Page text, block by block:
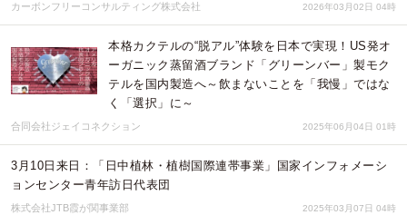
カーボンフリーコンサルティング株式会社 2026年03月02日 04時
本格カクテルの“脱アル”体験を日本で実現！US発オ
ーガニック蒸留酒ブランド「グリーンバー」製モク
テルを国内製造へ～飲まないことを「我慢」ではな
く「選択」に～
合同会社ジェイコネクション 2025年06月04日 01時
3月10日来日：「日中植林・植樹国際連帯事業」国家インフォメーシ
ョンセンター青年訪日代表団
株式会社JTB霞が関事業部 2025年03月07日 04時